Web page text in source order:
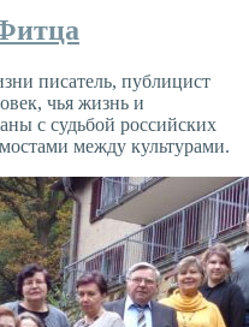
писатель, публицист
чья жизнь и
с судьбой российских
между культурами.